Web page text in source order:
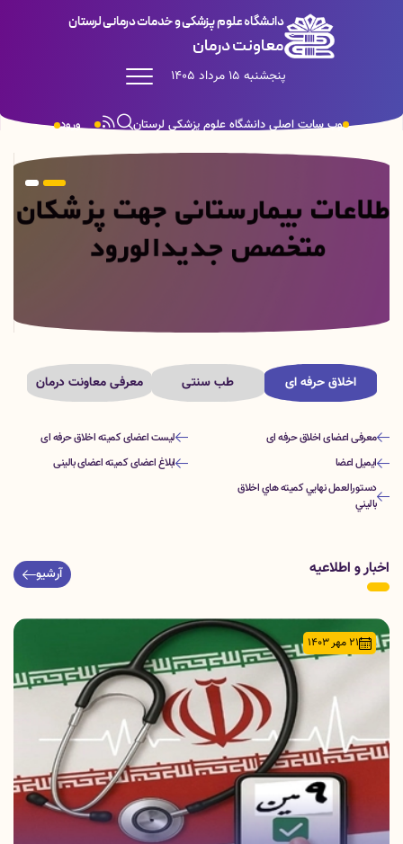
دانشگاه علوم پزشکی و خدمات درمانی لرستان
معاونت درمان
پنجشنبه 15 مرداد 1405
ورود وب سایت اصلی دانشگاه علوم پزشکی لرستان
اخلاق حرفه ای طب سنتی معرفی معاونت درمان
معرفی اعضای اخلاق حرفه ای
لیست اعضای کمیته اخلاق حرفه ای
ایمیل اعضا
ابلاغ اعضای کمیته اعضای بالینی
دستورالعمل نهايي كميته هاي اخلاق
باليني
اخبار و اطلاعیه آرشیو
21 مهر 1403